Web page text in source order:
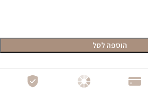
הוספה לסל